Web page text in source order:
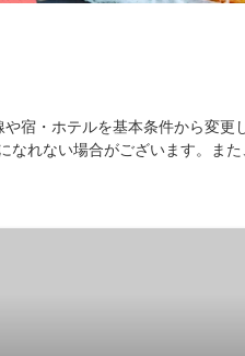
宿・ホテルを基本条件から変更
れない場合がございます。ま